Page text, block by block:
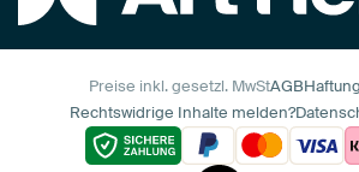
Preise inkl. gesetzl. MwStAGB
Rechtswidrige Inhalte melden?